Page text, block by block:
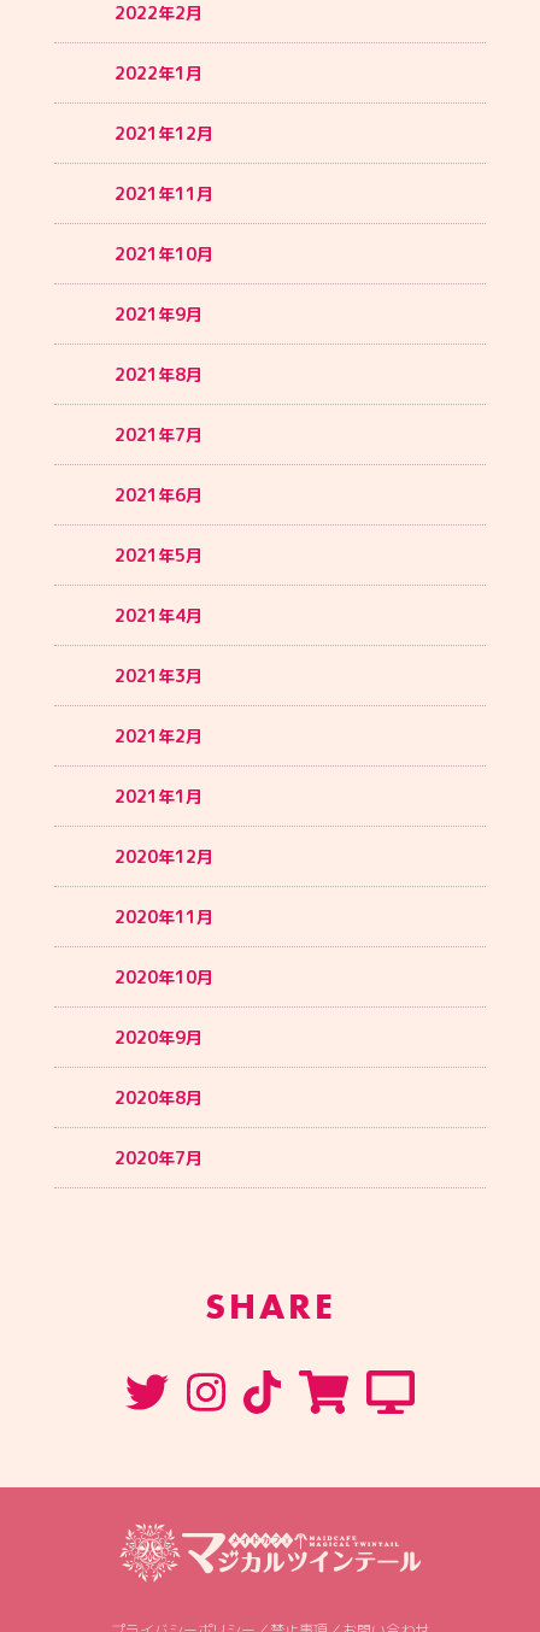
2022年2月
2022年1月
2021年12月
2021年11月
2021年10月
2021年9月
2021年8月
2021年7月
2021年6月
2021年5月
2021年4月
2021年3月
2021年2月
2021年1月
2020年12月
2020年11月
2020年10月
2020年9月
2020年8月
2020年7月
SHARE